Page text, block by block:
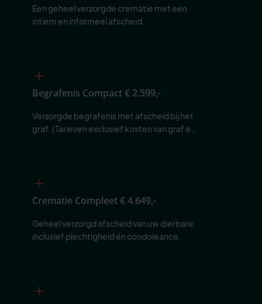
Een geheel verzorgde crematie met een
intiem en informeel afscheid.
Begrafenis Compact€ 2.599,-
Verzorgde begrafenis met afscheid bij het
graf. (Tarieven exclusief kosten van graf en
Crematie Compleet€ 4.649,-
Geheel verzorgd afscheid van uw dierbare
inclusief plechtigheid én condoleance.